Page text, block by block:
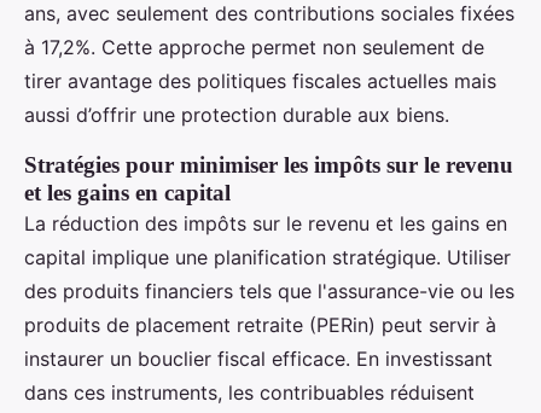
ans, avec seulement des contributions sociales fixées
à 17,2%. Cette approche permet non seulement de
tirer avantage des politiques fiscales actuelles mais
aussi d’offrir une protection durable aux biens.
Stratégies pour minimiser les impôts sur le revenu
et les gains en capital
La réduction des impôts sur le revenu et les gains en
capital implique une planification stratégique. Utiliser
des produits financiers tels que l'assurance-vie ou les
produits de placement retraite (PERin) peut servir à
instaurer un bouclier fiscal efficace. En investissant
dans ces instruments, les contribuables réduisent